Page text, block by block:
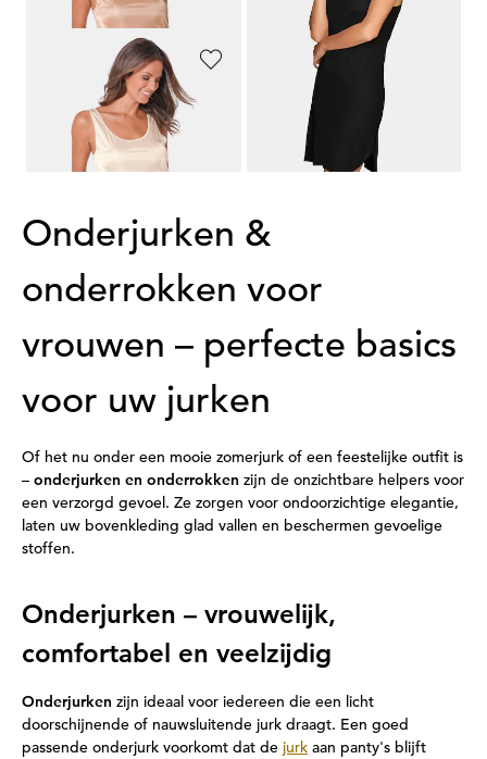
Onderjurk van soepele viscose
34,97 €
49,95 €
Onderjurken &
onderrokken voor
vrouwen – perfecte basics
voor uw jurken
Of het nu onder een mooie zomerjurk of een feestelijke outfit is
– onderjurken en onderrokken zijn de onzichtbare helpers voor
een verzorgd gevoel. Ze zorgen voor ondoorzichtige elegantie,
laten uw bovenkleding glad vallen en beschermen gevoelige
stoffen.
Onderjurken – vrouwelijk,
comfortabel en veelzijdig
Onderjurken zijn ideaal voor iedereen die een licht
doorschijnende of nauwsluitende jurk draagt. Een goed
passende onderjurk voorkomt dat de jurk aan panty's blijft